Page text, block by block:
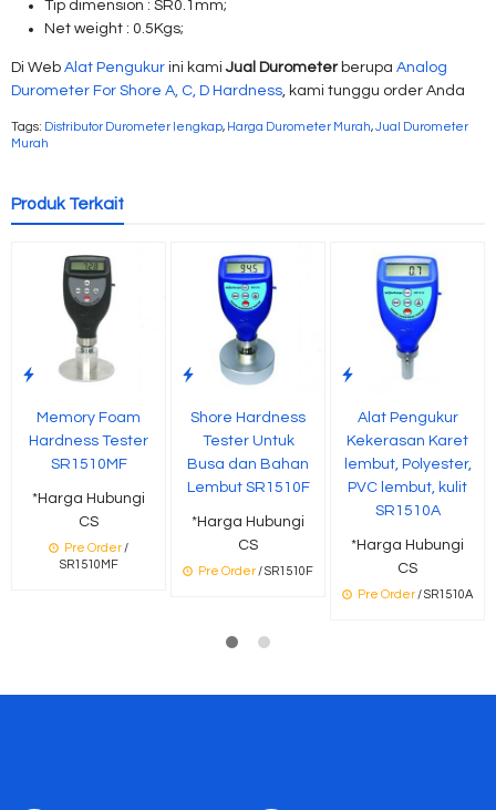
Tip dimension : SR0.1mm;
Net weight : 0.5Kgs;
Di Web Alat Pengukur ini kamiJual Durometerberupa Analog
Durometer For Shore A, C, D Hardness , kami tunggu order Anda
Tags: Distributor Durometer lengkap, Harga Durometer Murah,Jual Durometer
Murah
Produk Terkait
Memory Foam
Hardness Tester
SR1510MF
*Harga Hubungi
CS
Pre Order /
SR1510MF
Shore Hardness
Tester Untuk
Busa dan Bahan
Lembut SR1510F
*Harga Hubungi
CS
Pre Order / SR1510F
Alat Pengukur
Kekerasan Karet
lembut, Polyester,
PVC lembut, kulit
SR1510A
*Harga Hubungi
CS
Pre Order / SR1510A